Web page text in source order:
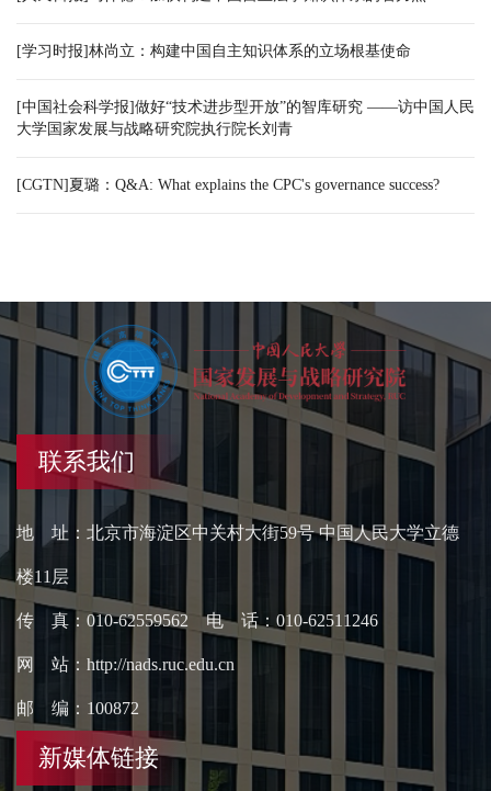
[学习时报]林尚立：构建中国自主知识体系的立场根基使命
[中国社会科学报]做好“技术进步型开放”的智库研究 ——访中国人民
大学国家发展与战略研究院执行院长刘青
[CGTN]夏璐：Q&A: What explains the CPC's governance success?
联系我们
地 址：北京市海淀区中关村大街59号 中国人民大学立德
楼11层
传 真：010-62559562 电 话：010-62511246
网 站：http://nads.ruc.edu.cn
邮 编：100872
新媒体链接